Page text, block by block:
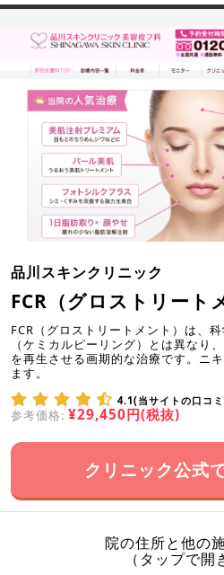
品川スキンクリニック
FCR（グロストリート
FCR（グロストリートメント）は、
（ケミカルピーリング）とは異なり
を再生させる画期的な治療です。ニ
ます。
4.1(当サイトの口コ
参考価格: ¥29,450円(税抜)
クリニック公式
院の住所と他の
（タップで開